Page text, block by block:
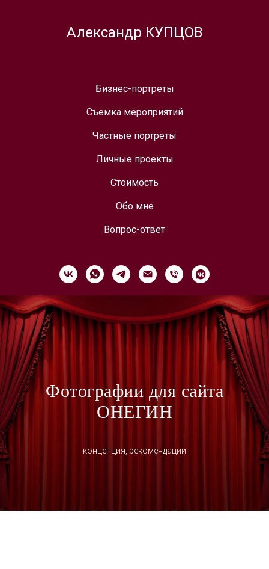
Александр КУПЦОВ
Бизнес-портреты
Съемка мероприятий
Частные портреты
Личные проекты
Стоимость
Обо мне
Вопрос-ответ
Фотографии для сайта
ОНЕГИН
концепция, рекомендации